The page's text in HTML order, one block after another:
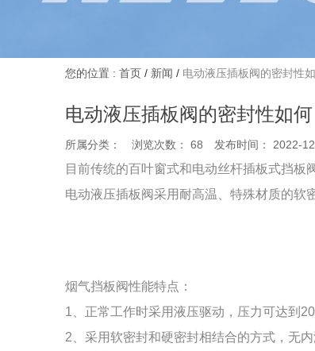
您的位置 : 首页 / 新闻 / 电动液压插板阀的密封性
电动液压插板阀的密封性如何
所属分类： 浏览次数： 68 发布时间： 2022-
目前传统的百叶窗式和电动丝杆插板式挡板
电动液压插板阀采用耐高温、特殊材质的软
烟气挡板阀性能特点：
1、正常工作时采用液压驱动，压力可达到
2、采用软密封和硬密封相结合的方式，无